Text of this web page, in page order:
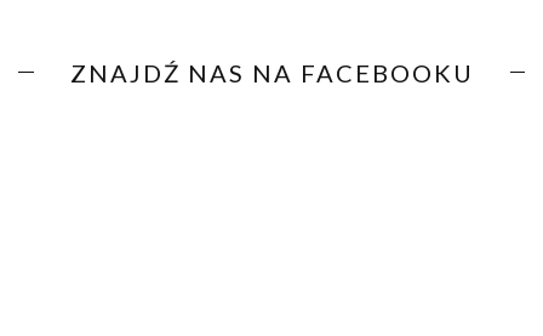
ZNAJDŹ NAS NA FACEBOOKU